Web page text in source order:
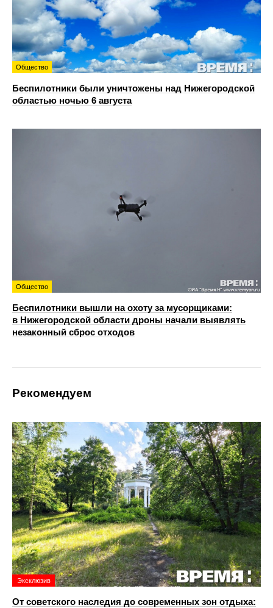
Общество
Беспилотники были уничтожены над Нижегородской
областью ночью 6 августа
Общество
Беспилотники вышли на охоту за мусорщиками:
в Нижегородской области дроны начали выявлять
незаконный сброс отходов
Рекомендуем
Эксклюзив
От советского наследия до современных зон отдыха: